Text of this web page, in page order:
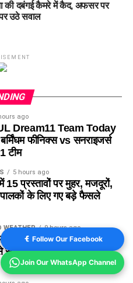
की दबंगई कैमरे में कैद, अफसर पर
उठे सवाल
ago
Dream11 Team Today
फीनिक्स vs सनराइजर्स
टीम
5 hours ago
15 प्रस्तावों पर मुहर, मजदूरों,
के लिए गए बड़े फैसले
WEATHER 9 hours ago
सात जिलों में भारी बारिश का
सावधानी बरतने की अपील
Follow Our Facebook
Join Our WhatsApp Channel